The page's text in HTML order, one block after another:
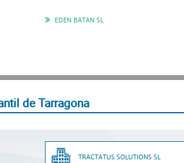
EDEN BATAN SL
de Tarragona
TRACTATUS SOLUTIONS SL